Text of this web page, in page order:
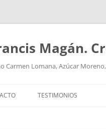
Magán.
Carmen Lomana, Azúcar
TESTIMONIOS